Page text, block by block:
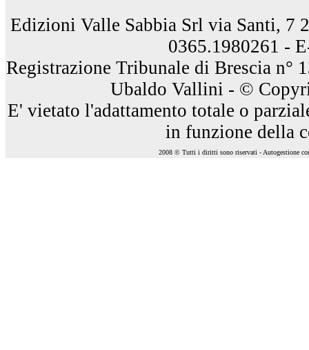
Edizioni Valle Sabbia Srl via Santi, 7
0365.1980261 -
Registrazione Tribunale di Brescia n°
Ubaldo Vallini - ©
E' vietato l'adattamento totale o
in funzione della
2008 © Tutti i diritti sono riservati - Autogestione